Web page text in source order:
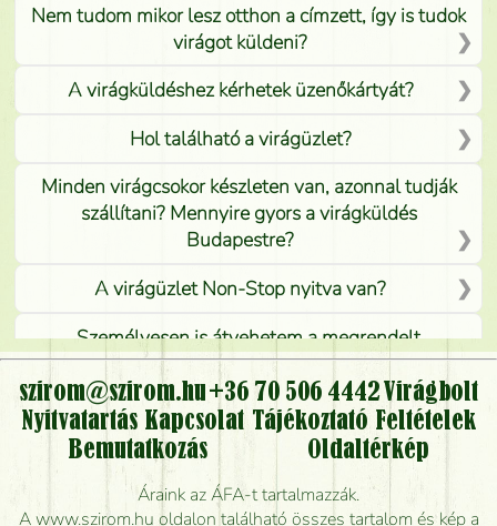
Nem tudom mikor lesz otthon a címzett, így is tudok
virágot küldeni?
A virágküldéshez kérhetek üzenőkártyát?
Hol található a virágüzlet?
Minden virágcsokor készleten van, azonnal tudják
szállítani? Mennyire gyors a virágküldés
Budapestre?
A virágüzlet Non-Stop nyitva van?
Személyesen is átvehetem a megrendelt
virágcsokrot, vagy csak virágküldéssel, kiszállítással
kérhető?
Vidékre is lehet rendelni?
Meddig rendelhetek virágküldést úgy, hogy még ma
kiszállítsák?
szirom@szirom.hu+36 70 506 4442Virágbolt
Nyitvatartás Kapcsolat Tájékoztató Feltételek
Bemutatkozás
Oldaltérkép
Áraink az ÁFA-t tartalmazzák.
A www.szirom.hu oldalon található összes tartalom és kép a